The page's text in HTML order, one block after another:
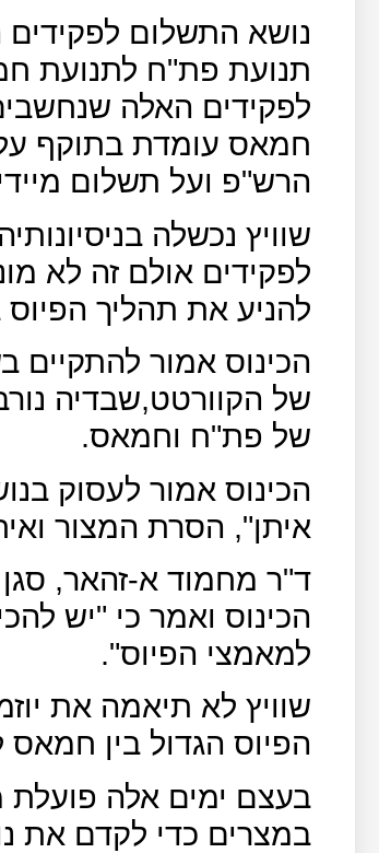
נושא התשלום לפקידים
תנועת פת"ח לתנועת
לפקידים האלה
חמאס עומדת בתוקף על
הרש"פ ועל תשלום
שוויץ נכשלה
לפקידים אולם זה לא
להניע את תהליך
הכינוס אמור להתקיים
של הקוורטט,שבדיה
של פת"ח וחמאס.
הכינוס אמור לעסוק
איתן", הסרת המצור
ד"ר מחמוד א-זהאר,
הכינוס ואמר כי "יש
למאמצי הפיוס".
שוויץ לא תיאמה את
הפיוס הגדול בין
בעצם ימים אלה פועלת
במצרים כדי לקדם את